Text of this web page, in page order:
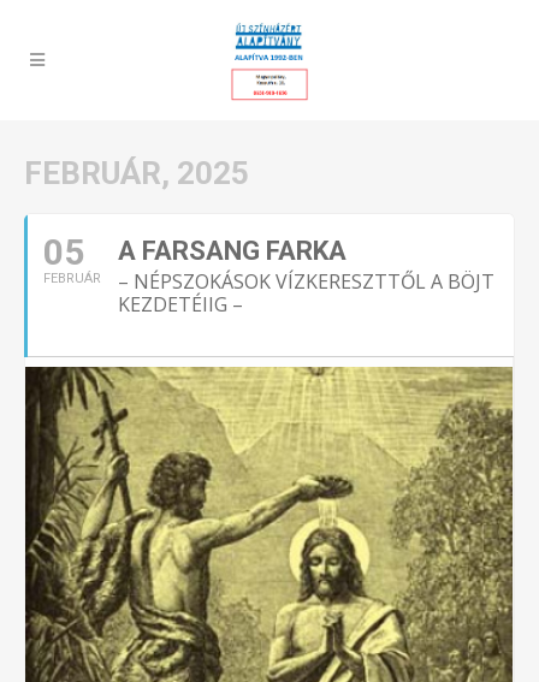
FEBRUÁR, 2025
05
FEBRUÁR
A FARSANG FARKA
– NÉPSZOKÁSOK VÍZKERESZTTŐL A BÖJT
KEZDETÉIIG –